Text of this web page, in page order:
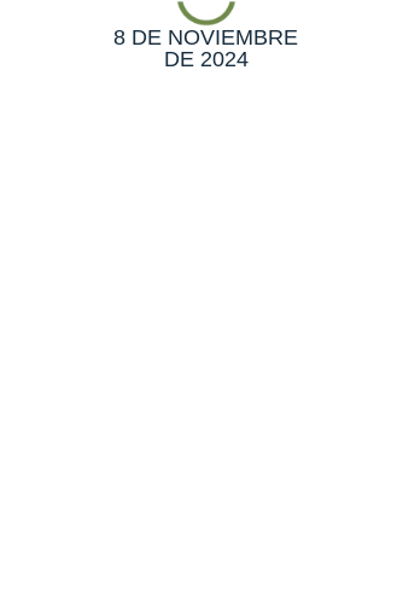
8 DE NOVIEMBRE
DE 2024